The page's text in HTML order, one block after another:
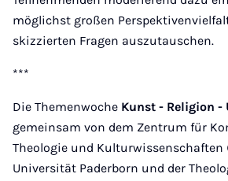
möglichst großen
skizzierten Fragen auszutauschen.
***
Die Themenwoche Kunst - Religion -
gemeinsam von dem Zentrum für
Theologie und Kulturwissenschaften
Universität Paderborn und der